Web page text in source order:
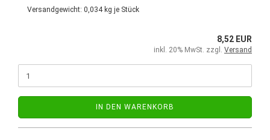
Versandgewicht: 0,034kg je Stück
8,52 EUR
inkl. 20% MwSt. zzgl. Versand
IN DEN WARENKORB